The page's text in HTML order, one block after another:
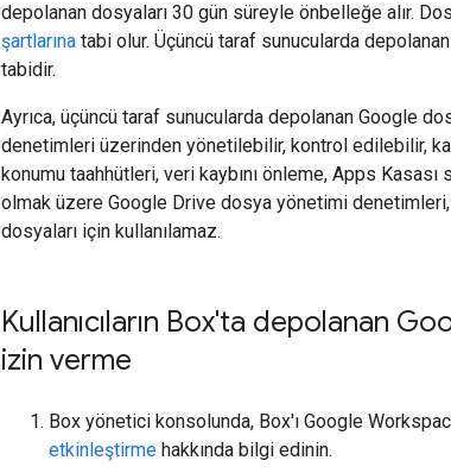
depolanan dosyaları 30 gün süreyle önbelleğe alır.
şartlarına tabi olur. Üçüncü taraf sunucularda
tabidir.
Ayrıca, üçüncü taraf sunucularda depolanan Google
denetimleri üzerinden yönetilebilir, kontrol edilebilir,
konumu taahhütleri, veri kaybını önleme, Apps
olmak üzere Google Drive dosya yönetimi
dosyaları için kullanılamaz.
Kullanıcıların Box'ta depolanan
izin verme
Box yönetici konsolunda, Box'ı Google
etkinleştirme hakkında bilgi edinin.